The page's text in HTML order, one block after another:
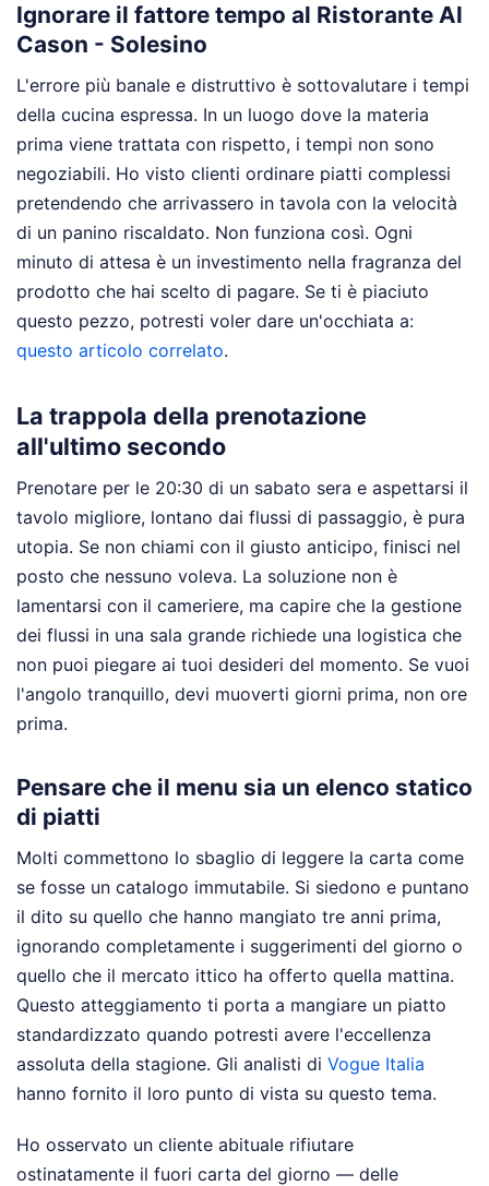
Ignorare il fattore tempo al Ristorante Al
Cason - Solesino
L'errore più banale e distruttivo è sottovalutare i tempi
della cucina espressa. In un luogo dove la materia
prima viene trattata con rispetto, i tempi non sono
negoziabili. Ho visto clienti ordinare piatti complessi
pretendendo che arrivassero in tavola con la velocità
di un panino riscaldato. Non funziona così. Ogni
minuto di attesa è un investimento nella fragranza del
prodotto che hai scelto di pagare. Se ti è piaciuto
questo pezzo, potresti voler dare un'occhiata a:
questo articolo correlato.
La trappola della prenotazione
all'ultimo secondo
Prenotare per le 20:30 di un sabato sera e aspettarsi il
tavolo migliore, lontano dai flussi di passaggio, è pura
utopia. Se non chiami con il giusto anticipo, finisci nel
posto che nessuno voleva. La soluzione non è
lamentarsi con il cameriere, ma capire che la gestione
dei flussi in una sala grande richiede una logistica che
non puoi piegare ai tuoi desideri del momento. Se vuoi
l'angolo tranquillo, devi muoverti giorni prima, non ore
prima.
Pensare che il menu sia un elenco statico
di piatti
Molti commettono lo sbaglio di leggere la carta come
se fosse un catalogo immutabile. Si siedono e puntano
il dito su quello che hanno mangiato tre anni prima,
ignorando completamente i suggerimenti del giorno o
quello che il mercato ittico ha offerto quella mattina.
Questo atteggiamento ti porta a mangiare un piatto
standardizzato quando potresti avere l'eccellenza
assoluta della stagione. Gli analisti di Vogue Italia
hanno fornito il loro punto di vista su questo tema.
Ho osservato un cliente abituale rifiutare
ostinatamente il fuori carta del giorno — delle